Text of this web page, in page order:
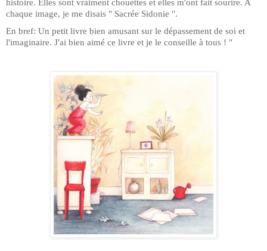
histoire. Elles sont vraiment chouettes et elles m'ont fait sourire. A
chaque image, je me disais " Sacrée Sidonie ".
En bref: Un petit livre bien amusant sur le dépassement de soi et
l'imaginaire. J'ai bien aimé ce livre et je le conseille à tous ! "